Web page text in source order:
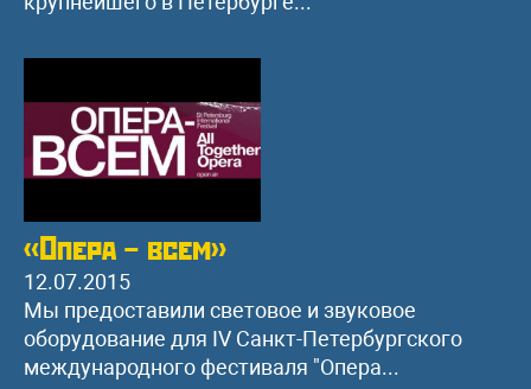
«Опера – всем»
12.07.2015
Мы предоставили световое и звуковое
оборудование для IV Санкт-Петербургского
международного фестиваля "Опера...